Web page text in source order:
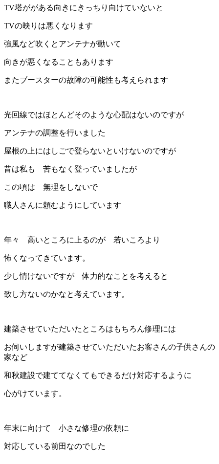
TV塔ががある向きにきっちり向けていないと
TVの映りは悪くなります
強風など吹くとアンテナが動いて
向きが悪くなることもあります
またブースターの故障の可能性も考えられます
光回線ではほとんどそのような心配はないのですが
アンテナの調整を行いました
屋根の上にはしごで登らないといけないのですが
昔は私も 苦もなく登っていましたが
この頃は 無理をしないで
職人さんに頼むようにしています
年々 高いところに上るのが 若いころより
怖くなってきています。
少し情けないですが 体力的なことを考えると
致し方ないのかなと考えています。
建築させていただいたところはもちろん修理には
お伺いしますが建築させていただいたお客さんの子供さんの
家など
和秋建設で建ててなくてもできるだけ対応するように
心がけています。
年末に向けて 小さな修理の依頼に
対応している前田なのでした